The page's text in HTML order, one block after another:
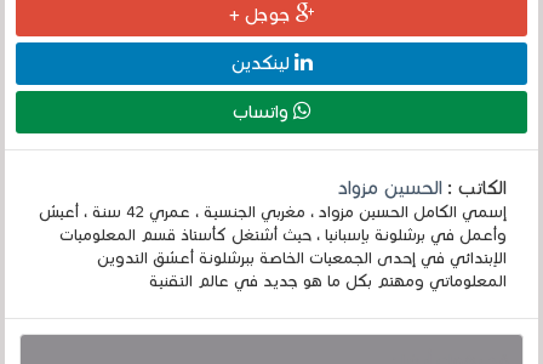
جوجل +
لينكدين
واتساب
الكاتب :الحسين مزواد
إسمي الكامل الحسين مزواد ، مغربي الجنسية ، عمري 42 سنة ، أعيش
وأعمل في برشلونة بإسبانيا ، حيث أشتغل كأستاذ قسم المعلوميات
الإبتدائي في إحدى الجمعيات الخاصة ببرشلونة أعشق التدوين
المعلوماتي ومهتم بكل ما هو جديد في عالم التقنية